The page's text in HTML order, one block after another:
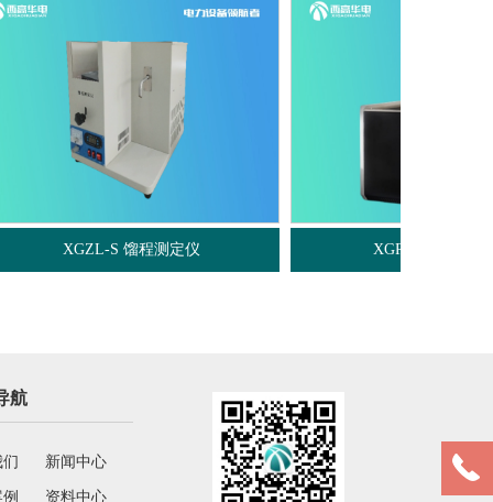
XGRD-400自燃点测定仪
航
们 新闻中心
资料中心